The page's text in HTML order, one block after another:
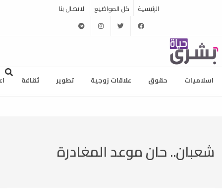
الرئيسية كل المواضيع الاتصال بنا
facebook
twitter
instagram
telegram
اسلاميات حقوق علاقات زوجية تطوير ثقافة
شعبان.. حان موعد المغادرة